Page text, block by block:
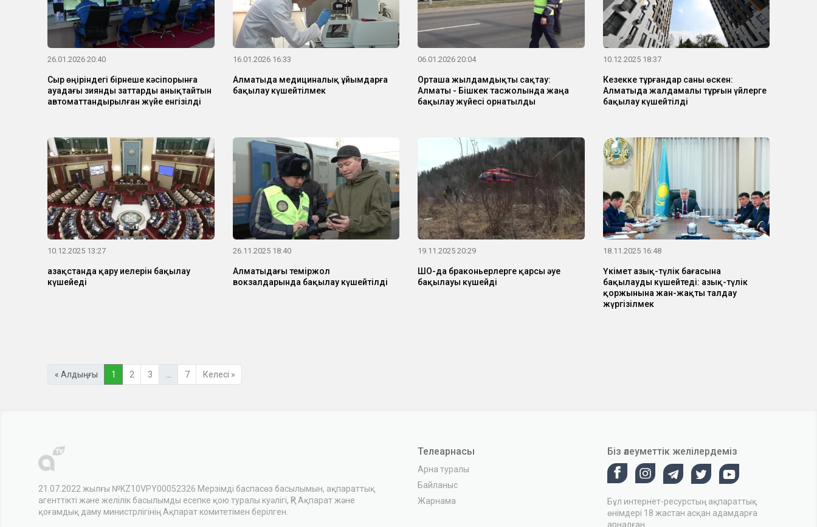
26.01.2026 20:40
Сыр өңіріндегі бірнеше кәсіпорынға
ауадағы зиянды заттарды анықтайтын
автоматтандырылған жүйе енгізілді
16.01.2026 16:33
Алматыда медициналық ұйымдарға
бақылау күшейтілмек
06.01.2026 20:04
Орташа жылдамдықты сақтау:
Алматы - Бішкек тасжолында жаңа
бақылау жүйесі орнатылды
10.12.2025 18:37
Кезекке тұрғандар саны өскен:
Алматыда жалдамалы тұрғын үйлерге
бақылау күшейтілді
10.12.2025 13:27
Қазақстанда қару иелерін бақылау
күшейеді
26.11.2025 18:40
Алматыдағы теміржол
вокзалдарында бақылау күшейтілді
19.11.2025 20:29
ШҚО-да браконьерлерге қарсы әуе
бақылауы күшейді
18.11.2025 16:48
Үкімет азық-түлік бағасына
бақылауды күшейтеді: азық-түлік
қоржынына жан-жақты талдау
жүргізілмек
« Алдыңғы 1 2 3 7 Келесі »
21.07.2022 жылғы №KZ10VPY00052326 Мерзімді баспасөз басылымын, ақпараттық
агенттікті және желілік басылымды есепке қою туралы куәлігі, ҚР Ақпарат және
қоғамдық даму министрлігінің Ақпарат комитетімен берілген.
Телеарнасы
Арна туралы
Байланыс
Жарнама
Біз әлеуметтік желілердеміз
Бұл интернет-ресурстың ақпараттық
өнімдері 18 жастан асқан адамдарға
арналған.